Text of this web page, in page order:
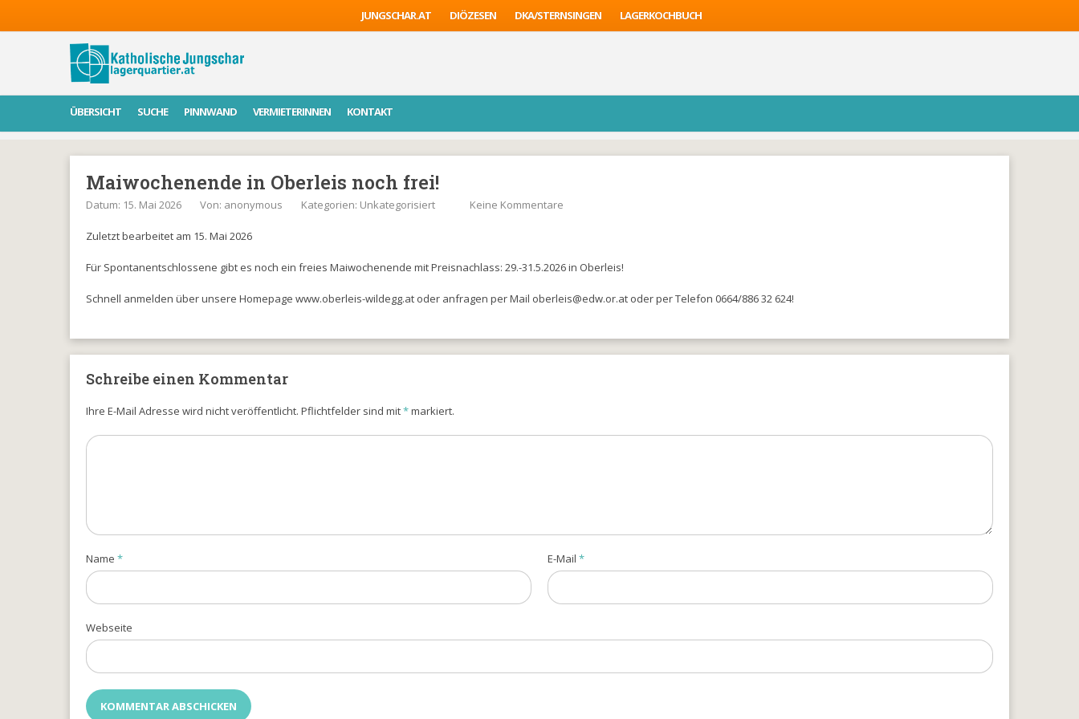
JUNGSCHAR.AT DIÖZESEN DKA/STERNSINGEN LAGERKOCHBUCH
ÜBERSICHT SUCHE PINNWAND VERMIETERINNEN KONTAKT
Maiwochenende in Oberleis noch frei!
Datum: 15. Mai 2026 Von: anonymous Kategorien: Unkategorisiert Keine Kommentare
Zuletzt bearbeitet am 15. Mai 2026
Für Spontanentschlossene gibt es noch ein freies Maiwochenende mit Preisnachlass: 29.-31.5.2026 in Oberleis!
Schnell anmelden über unsere Homepage www.oberleis-wildegg.at oder anfragen per Mail oberleis@edw.or.at oder per Telefon 0664/886 32 624!
Schreibe einen Kommentar
Ihre E-Mail Adresse wird nicht veröffentlicht. Pflichtfelder sind mit*markiert.
Name * E-Mail *
Webseite